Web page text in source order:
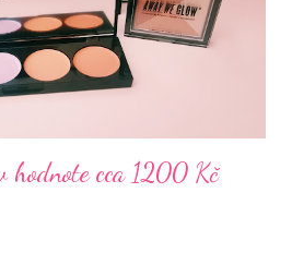
hodnote cca 1200 Kč